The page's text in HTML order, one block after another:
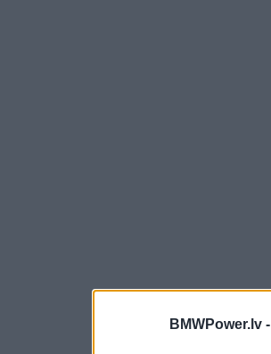
BMWPower.lv -